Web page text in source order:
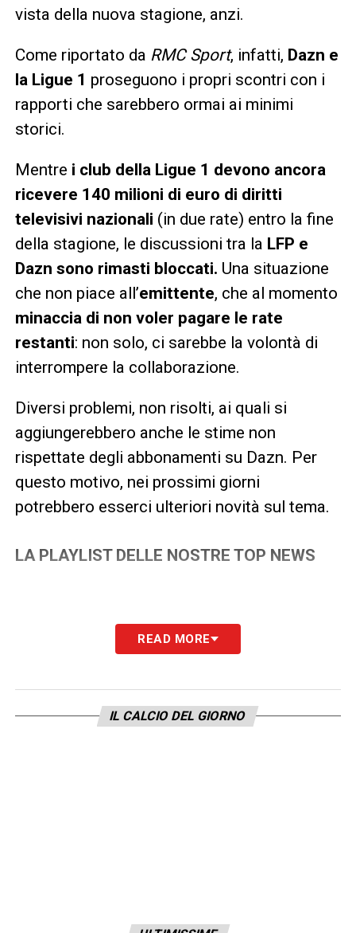
vista della nuova stagione, anzi.
Come riportato da RMC Sport, infatti, Dazn e
la Ligue 1 proseguono i propri scontri con i
rapporti che sarebbero ormai ai minimi
storici.
Mentre i club della Ligue 1 devono ancora
ricevere 140 milioni di euro di diritti
televisivi nazionali (in due rate) entro la fine
della stagione, le discussioni tra la LFP e
Dazn sono rimasti bloccati. Una situazione
che non piace all’emittente, che al momento
minaccia di non voler pagare le rate
restanti: non solo, ci sarebbe la volontà di
interrompere la collaborazione.
Diversi problemi, non risolti, ai quali si
aggiungerebbero anche le stime non
rispettate degli abbonamenti su Dazn. Per
questo motivo, nei prossimi giorni
potrebbero esserci ulteriori novità sul tema.
LA PLAYLIST DELLE NOSTRE TOP NEWS
READ MORE
IL CALCIO DEL GIORNO